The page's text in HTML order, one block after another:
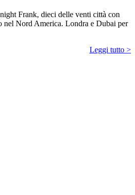
Frank, dieci delle venti città con
nel Nord America. Londra e Dubai per
Leggi tutto >